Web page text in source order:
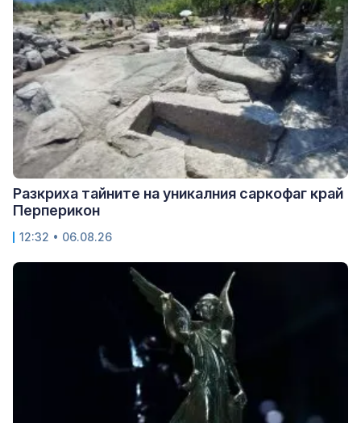
Разкриха тайните на уникалния саркофаг край
Перперикон
12:32 • 06.08.26